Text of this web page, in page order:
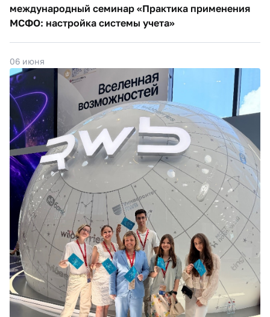
международный семинар «Практика применения
МСФО: настройка системы учета»
06 июня